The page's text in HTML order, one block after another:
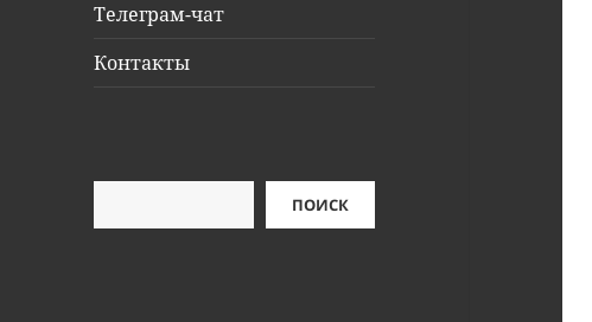
Телеграм-чат
Контакты
ПОИСК